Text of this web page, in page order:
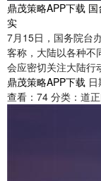
鼎茂策略APP下载
实
7月15日，国务院台
客称，大陆以各种不
会应密切关注大陆行
鼎茂策略APP下载
查看： 74 分类： 道